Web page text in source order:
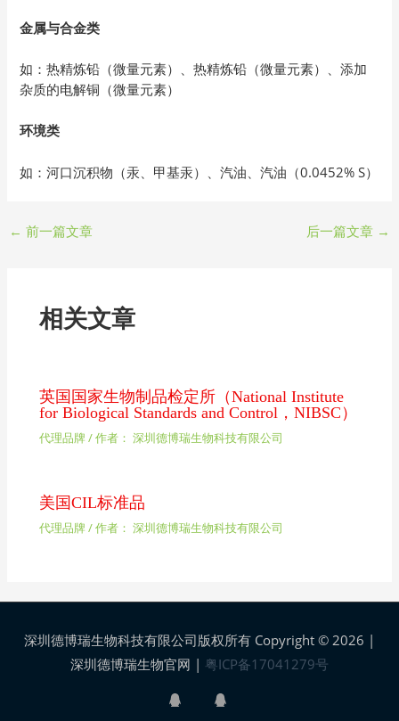
金属与合金类
如：热精炼铅（微量元素）、热精炼铅（微量元素）、添加
杂质的电解铜（微量元素）
环境类
如：河口沉积物（汞、甲基汞）、汽油、汽油（0.0452% S）
← 前一篇文章 后一篇文章 →
相关文章
英国国家生物制品检定所（National Institute
for Biological Standards and Control，NIBSC）
代理品牌/ 作者： 深圳德博瑞生物科技有限公司
美国CIL标准品
代理品牌/ 作者： 深圳德博瑞生物科技有限公司
深圳德博瑞生物科技有限公司版权所有 Copyright © 2026 |
深圳德博瑞生物官网 | 粤ICP备17041279号